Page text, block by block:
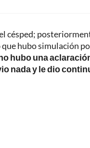
césped;
que hubo simulación
hubo una
nada y le dio